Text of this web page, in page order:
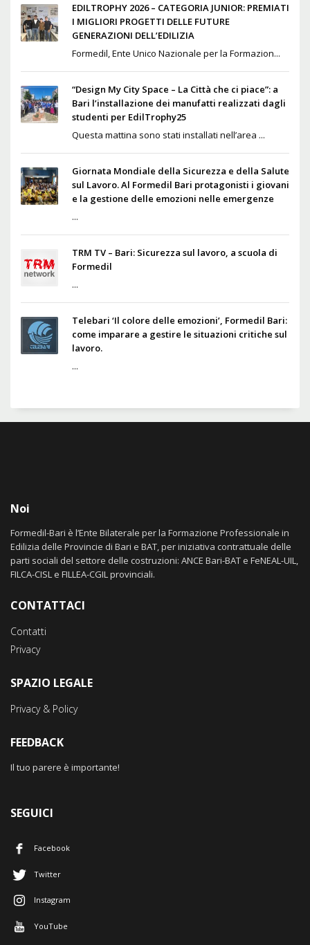
EDILTROPHY 2026 – CATEGORIA JUNIOR: PREMIATI
I MIGLIORI PROGETTI DELLE FUTURE
GENERAZIONI DELL’EDILIZIA
Formedil, Ente Unico Nazionale per la Formazion...
“Design My City Space – La Città che ci piace”: a
Bari l’installazione dei manufatti realizzati dagli
studenti per EdilTrophy25
Questa mattina sono stati installati nell’area ...
Giornata Mondiale della Sicurezza e della Salute
sul Lavoro. Al Formedil Bari protagonisti i giovani
e la gestione delle emozioni nelle emergenze
...
TRM TV – Bari: Sicurezza sul lavoro, a scuola di
Formedil
...
Telebari ‘Il colore delle emozioni’, Formedil Bari:
come imparare a gestire le situazioni critiche sul
lavoro.
...
Noi
Formedil-Bari è l’Ente Bilaterale per la Formazione Professionale in
Edilizia delle Provincie di Bari e BAT, per iniziativa contrattuale delle
parti sociali del settore delle costruzioni: ANCE Bari-BAT e FeNEAL-UIL,
FILCA-CISL e FILLEA-CGIL provinciali.
CONTATTACI
Contatti
Privacy
SPAZIO LEGALE
Privacy & Policy
FEEDBACK
Il tuo parere è importante!
SEGUICI
Facebook
Twitter
Instagram
YouTube